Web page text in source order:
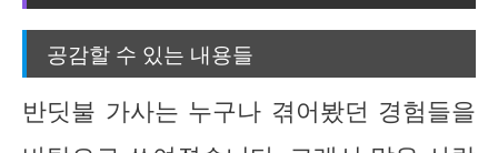
공감할 수 있는 내용들
반딧불 가사는 누구나 겪어봤던 경험들을